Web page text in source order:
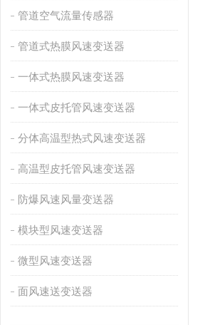
管道空气流量传感器
管道式热膜风速变送器
一体式热膜风速变送器
一体式皮托管风速变送器
分体高温型热式风速变送器
高温型皮托管风速变送器
防爆风速风量变送器
模块型风速变送器
微型风速变送器
面风速送变送器